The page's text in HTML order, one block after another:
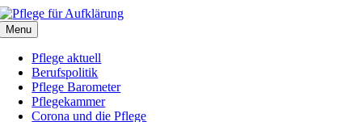
Zum
Inhalt
springen
Menu
Pflege aktuell
Berufspolitik
Pflege Barometer
Pflegekammer
Corona und die Pflege